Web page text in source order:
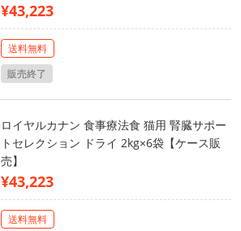
¥43,223
送料無料
販売終了
ロイヤルカナン 食事療法食 猫用 腎臓サポー
トセレクション ドライ 2kg×6袋【ケース販
売】
¥43,223
送料無料